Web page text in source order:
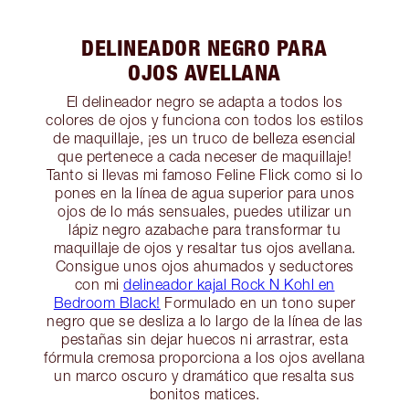
DELINEADOR NEGRO PARA
OJOS AVELLANA
El delineador negro se adapta a todos los
colores de ojos y funciona con todos los estilos
de maquillaje, ¡es un truco de belleza esencial
que pertenece a cada neceser de maquillaje!
Tanto si llevas mi famoso Feline Flick como si lo
pones en la línea de agua superior para unos
ojos de lo más sensuales, puedes utilizar un
lápiz negro azabache para transformar tu
maquillaje de ojos y resaltar tus ojos avellana.
Consigue unos ojos ahumados y seductores
con mi delineador kajal Rock N Kohl en
Bedroom Black! Formulado en un tono super
negro que se desliza a lo largo de la línea de las
pestañas sin dejar huecos ni arrastrar, esta
fórmula cremosa proporciona a los ojos avellana
un marco oscuro y dramático que resalta sus
bonitos matices.